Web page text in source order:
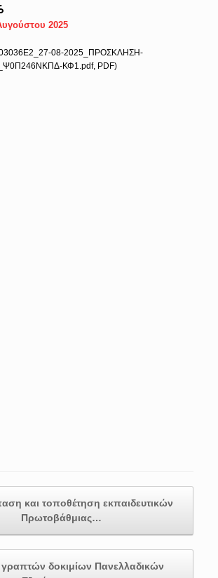
2025
08-2025_ΠΡΟΣΚΛΗΣΗ-
ΚΦ1.pdf, PDF)
και τοποθέτηση εκπαιδευτικών
Πρωτοβάθμιας…
γραπτών δοκιμίων Πανελλαδικών